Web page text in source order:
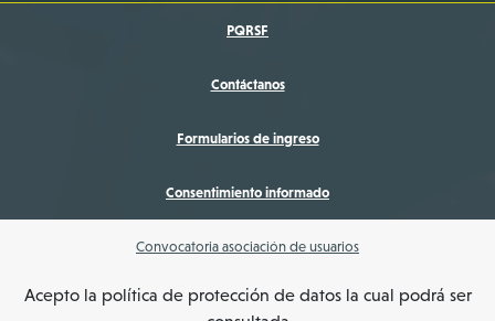
PQRSF
Contáctanos
Formularios de ingreso
Consentimiento informado
Convocatoria asociación de usuarios
Acepto la política de protección de datos la cual podrá ser